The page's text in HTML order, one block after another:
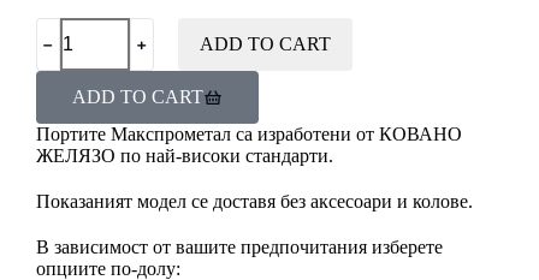
ADD TO CART
ADD TO CART
Портите Макспрометал са изработени от КОВАНО
ЖЕЛЯЗО по най-високи стандарти.
Показаният модел се доставя без аксесоари и колове.
В зависимост от вашите предпочитания изберете
опциите по-долу: